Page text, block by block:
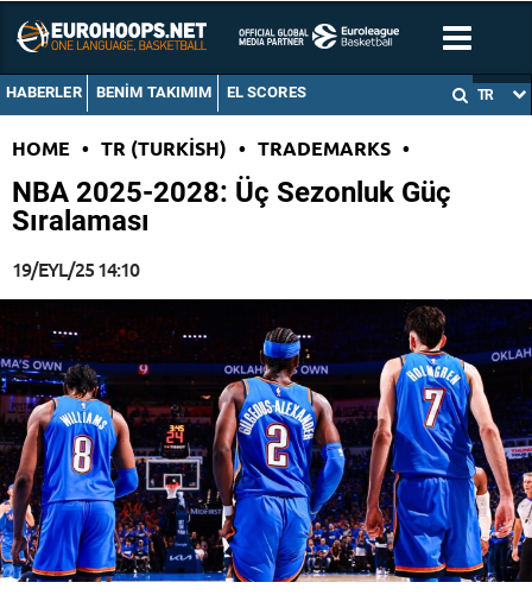
HABERLER BENIM TAKIMIM EL SCORES TR
HOME • TR (TURKISH) • TRADEMARKS •
NBA 2025-2028: Üç Sezonluk Güç
Sıralaması
19/EYL/25 14:10